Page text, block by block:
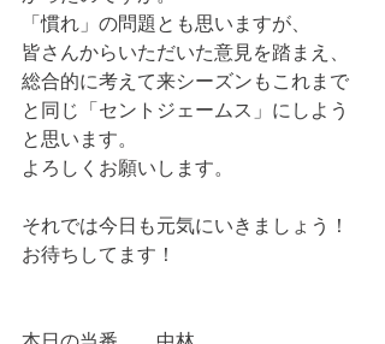
「慣れ」の問題とも思いますが、
皆さんからいただいた意見を踏まえ、
総合的に考えて来シーズンもこれまで
と同じ「セントジェームス」にしよう
と思います。
よろしくお願いします。
それでは今日も元気にいきましょう！
お待ちしてます！